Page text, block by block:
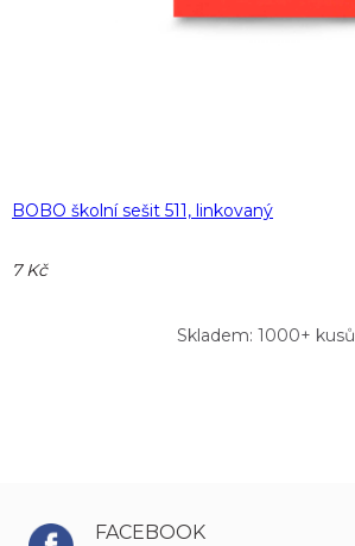
BOBO školní sešit 511, linkovaný
7 Kč
Skladem: 1000+ kusů
FACEBOOK